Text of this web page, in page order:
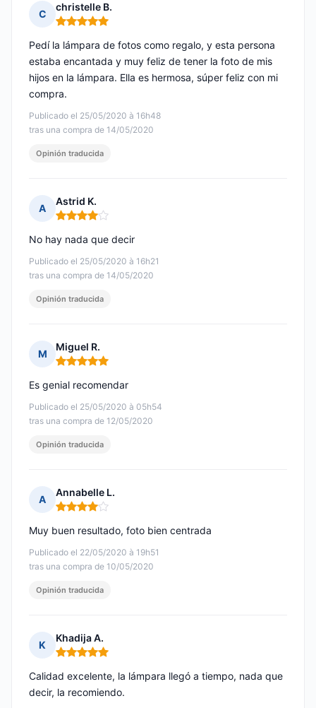
C
christelle B.
Nota: 5 de 5
Publicado el 25/05/2020 à 16h48
tras una compra de 14/05/2020
Pedí la lámpara de fotos como regalo, y esta persona
estaba encantada y muy feliz de tener la foto de mis
hijos en la lámpara. Ella es hermosa, súper feliz con mi
compra.
Opinión traducida
A
Astrid K.
Nota: 4 de 5
Publicado el 25/05/2020 à 16h21
tras una compra de 14/05/2020
No hay nada que decir
Opinión traducida
M
Miguel R.
Nota: 5 de 5
Publicado el 25/05/2020 à 05h54
tras una compra de 12/05/2020
Es genial recomendar
Opinión traducida
A
Annabelle L.
Nota: 4 de 5
Publicado el 22/05/2020 à 19h51
tras una compra de 10/05/2020
Muy buen resultado, foto bien centrada
Opinión traducida
K
Khadija A.
Nota: 5 de 5
Calidad excelente, la lámpara llegó a tiempo, nada que
decir, la recomiendo.